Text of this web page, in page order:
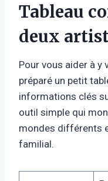
Tableau
deux
Pour vous aider à y
préparé un petit
informations clés
outil simple qui
mondes différents
familial.